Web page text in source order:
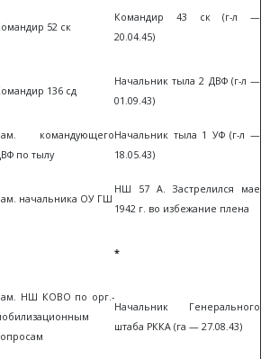
52 ск
Командир 43 ск (г-л —
20.04.45)
136 сд
Начальник тыла 2 ДВФ (г-л —
01.09.43)
командующего
по тылу
Начальник тыла 1 УФ (г-л —
18.05.43)
начальника ОУ ГШ
НШ 57 А. Застрелился мае
1942 г. во избежание плена
*
НШ КОВО по орг.-
Начальник Генерального
штаба РККА (га — 27.08.43)